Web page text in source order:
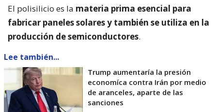
El polisilicio es la materia prima esencial para
fabricar paneles solares y también se utiliza en la
producción de semiconductores.
Lee también...
Trump aumentaría la presión
economíca contra Irán por medio
de aranceles, aparte de las
sanciones